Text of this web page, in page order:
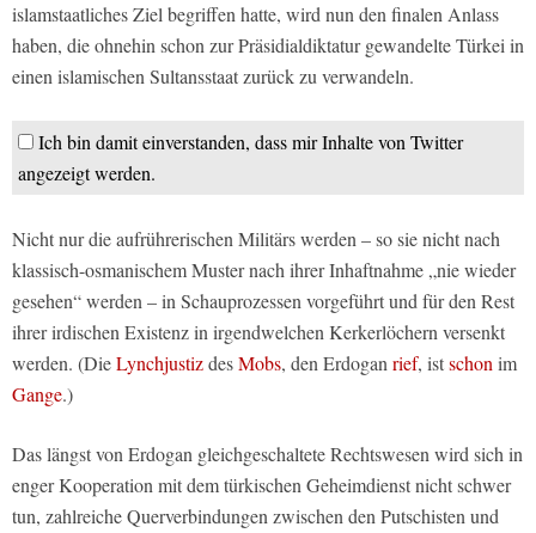
islamstaatliches Ziel begriffen hatte, wird nun den finalen Anlass
haben, die ohnehin schon zur Präsidialdiktatur gewandelte Türkei in
einen islamischen Sultansstaat zurück zu verwandeln.
Ich bin damit einverstanden, dass mir Inhalte von Twitter
angezeigt werden.
Nicht nur die aufrührerischen Militärs werden – so sie nicht nach
klassisch-osmanischem Muster nach ihrer Inhaftnahme „nie wieder
gesehen“ werden – in Schauprozessen vorgeführt und für den Rest
ihrer irdischen Existenz in irgendwelchen Kerkerlöchern versenkt
werden. (DieLynchjustizdesMobs, den Erdoganrief, istschonim
Gange.)
Das längst von Erdogan gleichgeschaltete Rechtswesen wird sich in
enger Kooperation mit dem türkischen Geheimdienst nicht schwer
tun, zahlreiche Querverbindungen zwischen den Putschisten und